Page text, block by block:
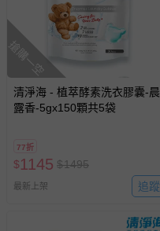
搶購一空
清淨海 - 植萃酵素洗衣膠囊-晨
露香-5gx150顆共5袋
77折
$1145 $1495
最新上架 追蹤